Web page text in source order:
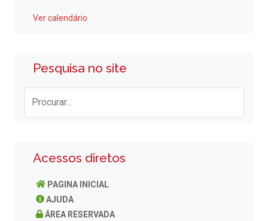
Ver calendário
Pesquisa no site
Acessos diretos
PAGINA INICIAL
AJUDA
ÁREA RESERVADA